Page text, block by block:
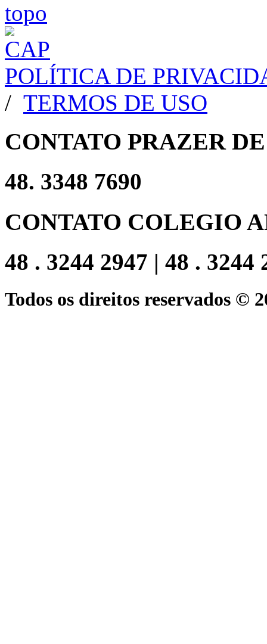
POLÍTICA DE
/ TERMOS DE USO
CONTATO PRAZER
48. 3348 7690
CONTATO COLEGIO
48 . 3244 2947 | 48 . 3244
Todos os direitos reservados ©